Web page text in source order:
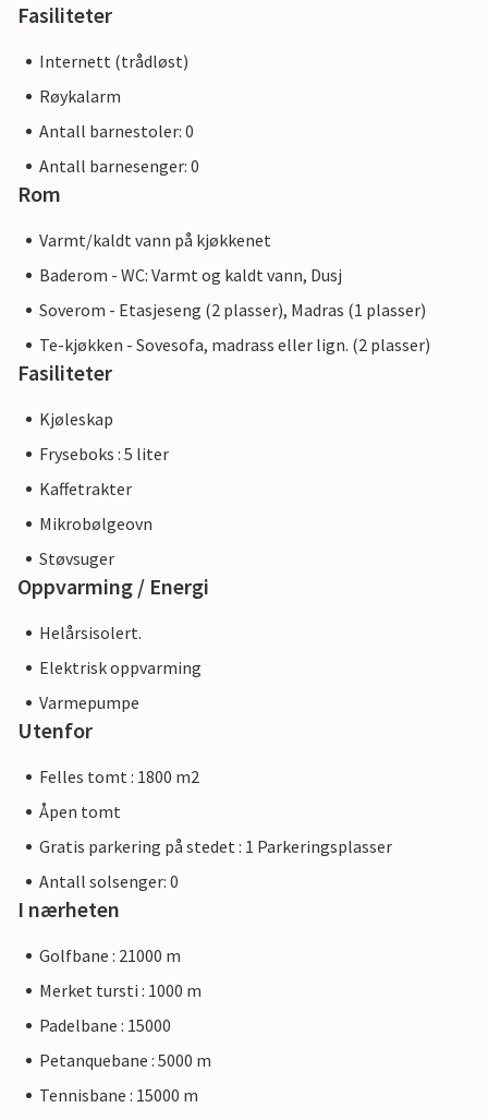
Fasiliteter
Internett (trådløst)
Røykalarm
Antall barnestoler: 0
Antall barnesenger: 0
Rom
Varmt/kaldt vann på kjøkkenet
Baderom - WC: Varmt og kaldt vann, Dusj
Soverom - Etasjeseng (2 plasser), Madras (1 plasser)
Te-kjøkken - Sovesofa, madrass eller lign. (2 plasser)
Fasiliteter
Kjøleskap
Fryseboks : 5 liter
Kaffetrakter
Mikrobølgeovn
Støvsuger
Oppvarming / Energi
Helårsisolert.
Elektrisk oppvarming
Varmepumpe
Utenfor
Felles tomt : 1800 m2
Åpen tomt
Gratis parkering på stedet : 1 Parkeringsplasser
Antall solsenger: 0
I nærheten
Golfbane : 21000 m
Merket tursti : 1000 m
Padelbane : 15000
Petanquebane : 5000 m
Tennisbane : 15000 m